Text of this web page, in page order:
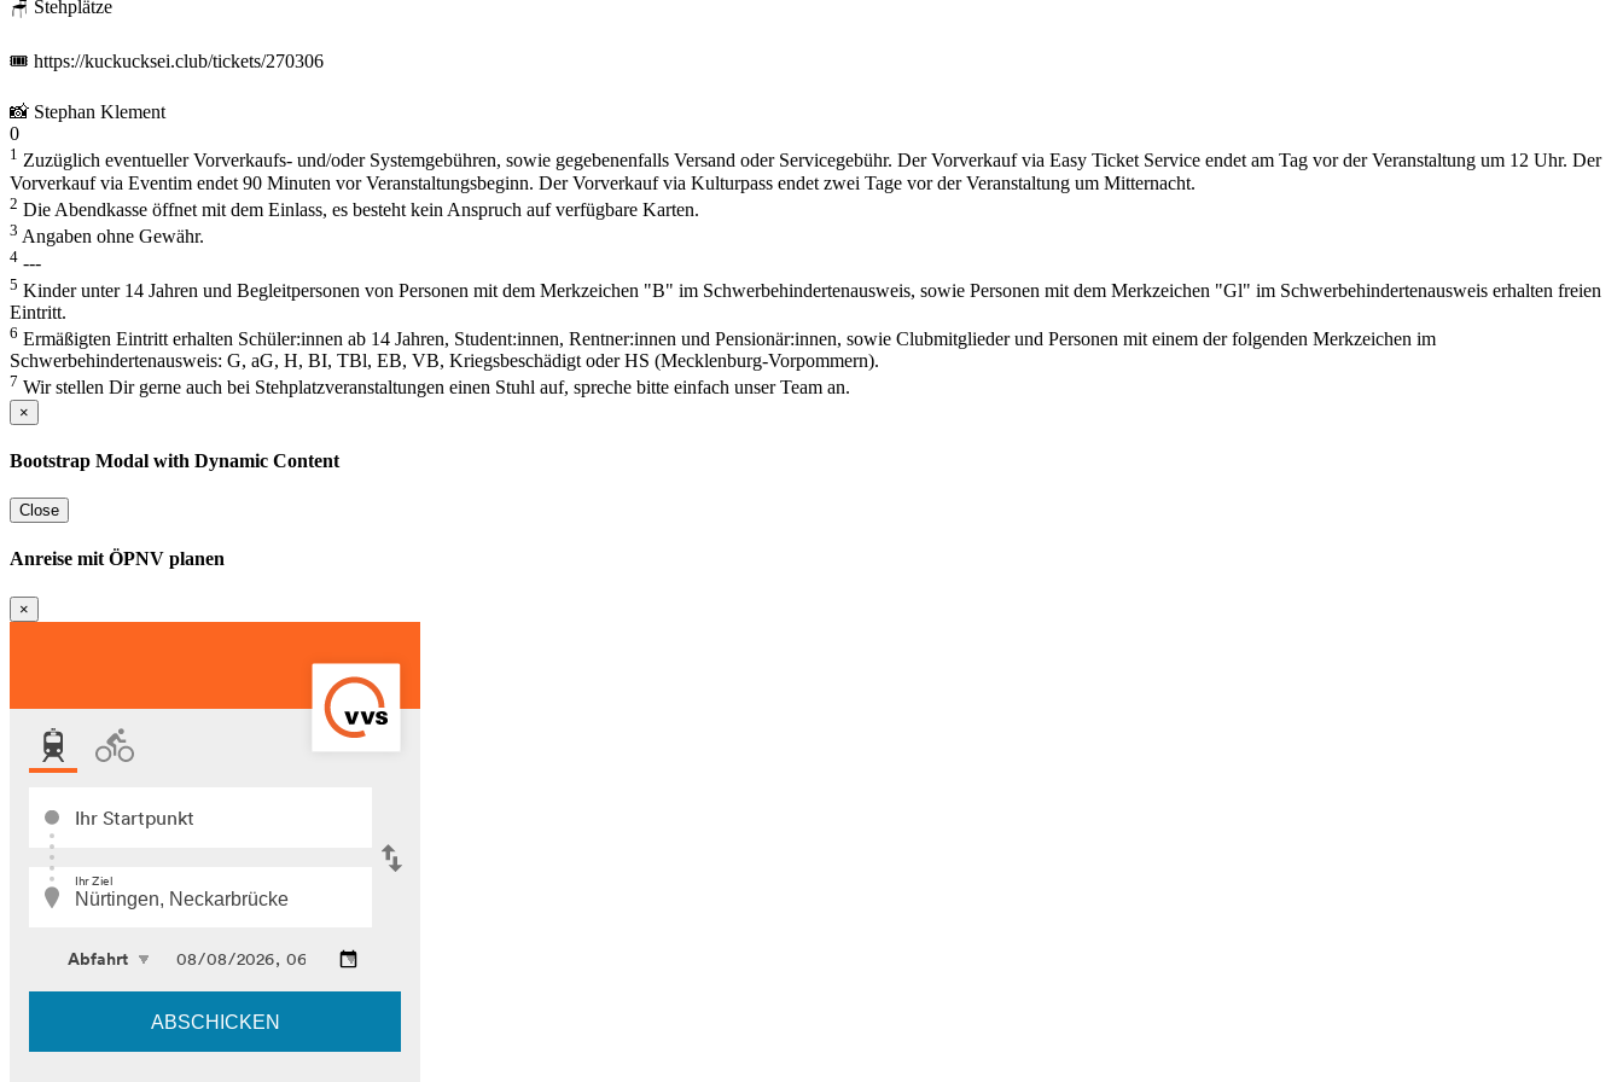
🪑 Stehplätze
🎟️ https://kuckucksei.club/tickets/270306
📸 Stephan Klement
0
1 Zuzüglich eventueller Vorverkaufs- und/oder Systemgebühren, sowie gegebenenfalls Versand oder Servicegebühr. Der Vorverkauf via Easy Ticket Service endet am Tag vor der Veranstaltung um 12 Uhr. Der
Vorverkauf via Eventim endet 90 Minuten vor Veranstaltungsbeginn. Der Vorverkauf via Kulturpass endet zwei Tage vor der Veranstaltung um Mitternacht.
2 Die Abendkasse öffnet mit dem Einlass, es besteht kein Anspruch auf verfügbare Karten.
3 Angaben ohne Gewähr.
4 ---
5 Kinder unter 14 Jahren und Begleitpersonen von Personen mit dem Merkzeichen "B" im Schwerbehindertenausweis, sowie Personen mit dem Merkzeichen "Gl" im Schwerbehindertenausweis erhalten freien
Eintritt.
6 Ermäßigten Eintritt erhalten Schüler:innen ab 14 Jahren, Student:innen, Rentner:innen und Pensionär:innen, sowie Clubmitglieder und Personen mit einem der folgenden Merkzeichen im
Schwerbehindertenausweis: G, aG, H, BI, TBl, EB, VB, Kriegsbeschädigt oder HS (Mecklenburg-Vorpommern).
7 Wir stellen Dir gerne auch bei Stehplatzveranstaltungen einen Stuhl auf, spreche bitte einfach unser Team an.
×
Bootstrap Modal with Dynamic Content
Close
Anreise mit ÖPNV planen
×